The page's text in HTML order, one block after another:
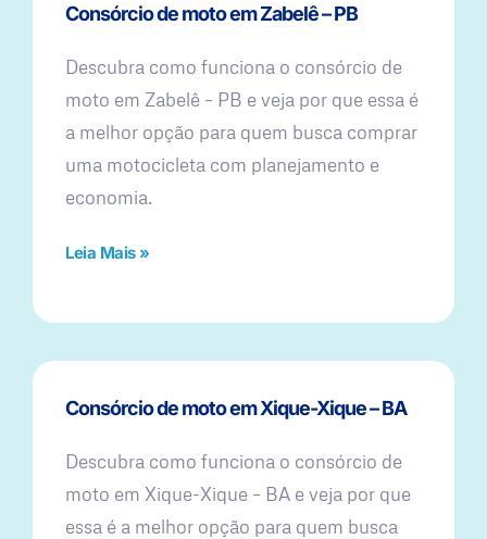
Consórcio de moto em Zabelê – PB
Descubra como funciona o consórcio de
moto em Zabelê – PB e veja por que essa é
a melhor opção para quem busca comprar
uma motocicleta com planejamento e
economia.
Leia Mais »
Consórcio de moto em Xique-Xique – BA
Descubra como funciona o consórcio de
moto em Xique-Xique – BA e veja por que
essa é a melhor opção para quem busca